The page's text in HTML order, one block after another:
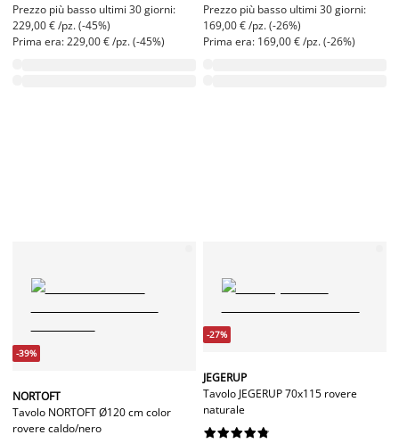
Prezzo più basso ultimi 30 giorni:
229,00 € /pz. (-45%)
Prima era: 229,00 € /pz. (-45%)
Prezzo più basso ultimi 30 giorni:
169,00 € /pz. (-26%)
Prima era: 169,00 € /pz. (-26%)
-39%
NORTOFT
Tavolo NORTOFT Ø120 cm color
rovere caldo/nero
-27%
JEGERUP
Tavolo JEGERUP 70x115 rovere
naturale





